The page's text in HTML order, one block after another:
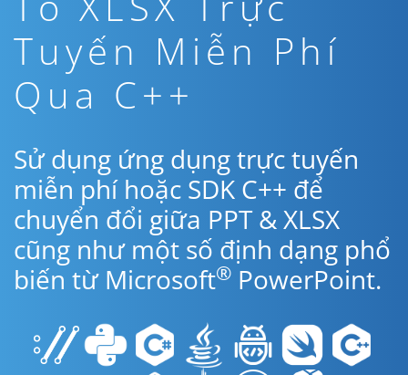
Tuyến Miễn Phí
Qua C++
Sử dụng ứng dụng trực tuyến
miễn phí hoặc SDK C++ để
chuyển đổi giữa PPT & XLSX
cũng như một số định dạng phổ
biến từ Microsoft® PowerPoint.